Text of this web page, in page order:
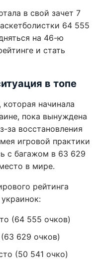
в свой зачет 7
64 555
на 46-ю
и стать
в топе
начинала
пока вынуждена
за восстановления
игровой практики
с багажом в 63 629
в мире.
рейтинга
(64 555 очков)
629 очков)
(50 541 очко)